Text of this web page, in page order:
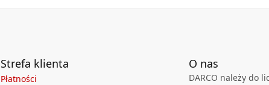
Strefa klienta
Płatności
O nas
DARCO należy do